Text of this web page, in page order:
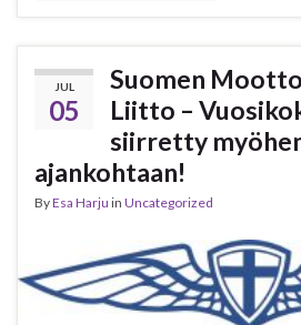
JUL
05
Suomen
Liitto –
siirretty
ajankohtaan!
ByEsa Harju in Uncategorized